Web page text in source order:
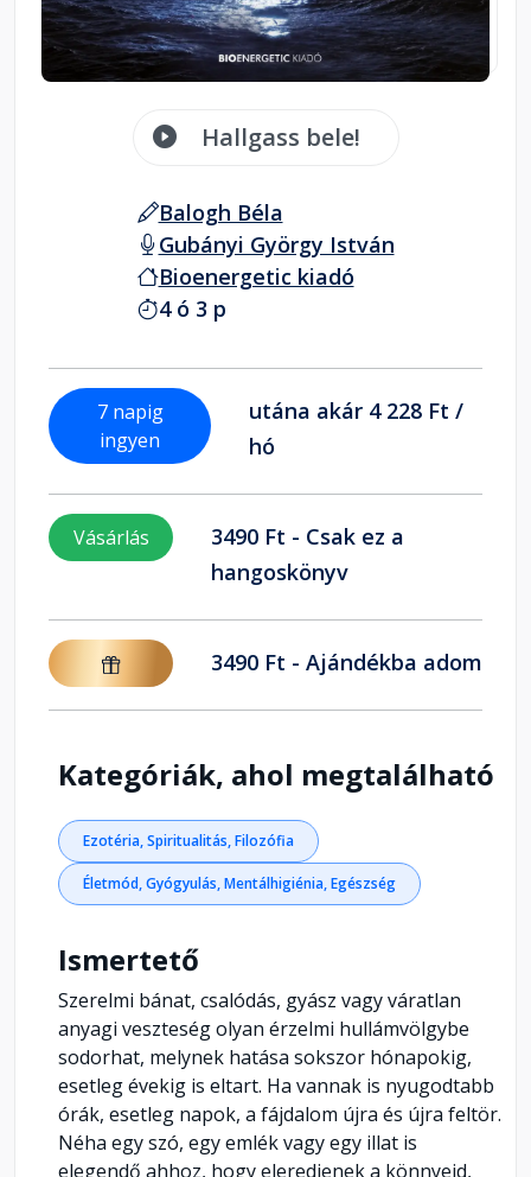
Hallgass bele!
Balogh Béla
Gubányi György István
Bioenergetic kiadó
4 ó 3 p
7 napig
ingyen
utána akár 4 228 Ft /
hó
Vásárlás
3490 Ft - Csak ez a
hangoskönyv
3490 Ft - Ajándékba adom
Kategóriák, ahol megtalálható
Ezotéria, Spiritualitás, Filozófia
Életmód, Gyógyulás, Mentálhigiénia, Egészség
Ismertető
Szerelmi bánat, csalódás, gyász vagy váratlan
anyagi veszteség olyan érzelmi hullámvölgybe
sodorhat, melynek hatása sokszor hónapokig,
esetleg évekig is eltart. Ha vannak is nyugodtabb
órák, esetleg napok, a fájdalom újra és újra feltör.
Néha egy szó, egy emlék vagy egy illat is
elegendő ahhoz, hogy eleredjenek a könnyeid,